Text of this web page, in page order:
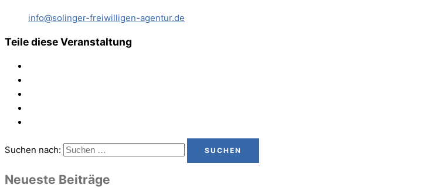
info@solinger-freiwilligen-agentur.de
Teile diese Veranstaltung
Suchen nach:
Neu­es­te Beiträge